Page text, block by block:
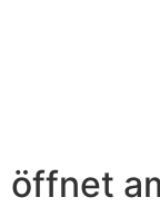
öffnet